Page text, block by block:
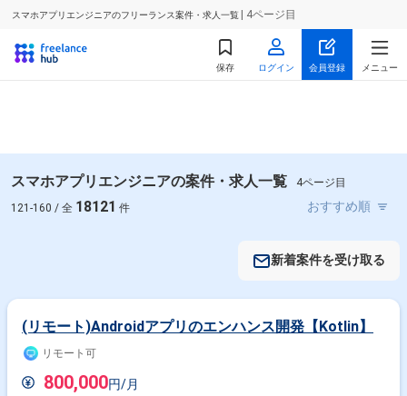
スマホアプリエンジニアのフリーランス案件・求人一覧 | 4ページ目
保存 ログイン 会員登録 メニュー
スマホアプリエンジニアの案件・求人一覧
4ページ目
121-160 / 全 18121 件
新着案件を受け取る
(リモート)Androidアプリのエンハンス開発【Kotlin】
リモート可
800,000円/月